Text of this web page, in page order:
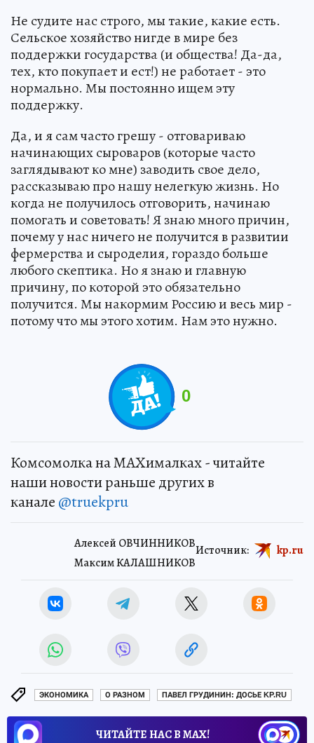
Не судите нас строго, мы такие, какие есть.
Сельское хозяйство нигде в мире без
поддержки государства (и общества! Да-да,
тех, кто покупает и ест!) не работает - это
нормально. Мы постоянно ищем эту
поддержку.
Да, и я сам часто грешу - отговариваю
начинающих сыроваров (которые часто
заглядывают ко мне) заводить свое дело,
рассказываю про нашу нелегкую жизнь. Но
когда не получилось отговорить, начинаю
помогать и советовать! Я знаю много причин,
почему у нас ничего не получится в развитии
фермерства и сыроделия, гораздо больше
любого скептика. Но я знаю и главную
причину, по которой это обязательно
получится. Мы накормим Россию и весь мир -
потому что мы этого хотим. Нам это нужно.
0
Комсомолка на MAXималках - читайте
наши новости раньше других в
канале @truekpru
Алексей ОВЧИННИКОВ
Максим КАЛАШНИКОВ
Источник: kp.ru
ЭКОНОМИКА О РАЗНОМ ПАВЕЛ ГРУДИНИН: ДОСЬЕ KP.RU
ЧИТАЙТЕ НАС В МАХ!